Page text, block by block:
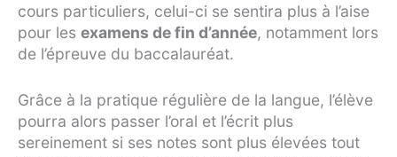
cours particuliers, celui-ci se sentira plus à l’aise
pour les examens de fin d’année, notamment lors
de l’épreuve du baccalauréat.
Grâce à la pratique régulière de la langue, l’élève
pourra alors passer l’oral et l’écrit plus
sereinement si ses notes sont plus élevées tout